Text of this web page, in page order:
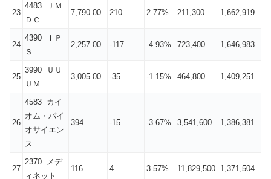
23
4483 ＪＭ
ＤＣ
7,790.00 210 2.77% 211,300 1,662,919
24
4390 ＩＰ
Ｓ
2,257.00 -117 -4.93% 723,400 1,646,983
25
3990 ＵＵ
ＵＭ
3,005.00 -35 -1.15% 464,800 1,409,251
26
4583 カイ
オム・バイ
オサイエン
ス
394 -15 -3.67% 3,541,600 1,386,381
27
2370 メデ
ィネット
116 4 3.57% 11,829,500 1,371,504